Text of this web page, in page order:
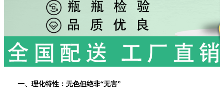
一、理化特性：无色但绝非“无害”